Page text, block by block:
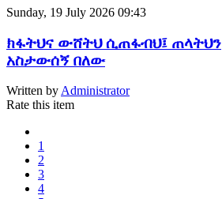
Sunday, 19 July 2026 09:43
ክፋትህና ውሸትህ ሲጠፋብህ፤ ጠላትህን
አስታውሰኝ በለው
Written by Administrator
Rate this item
1
2
3
4